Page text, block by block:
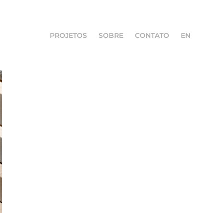
PROJETOS SOBRE CONTATO EN